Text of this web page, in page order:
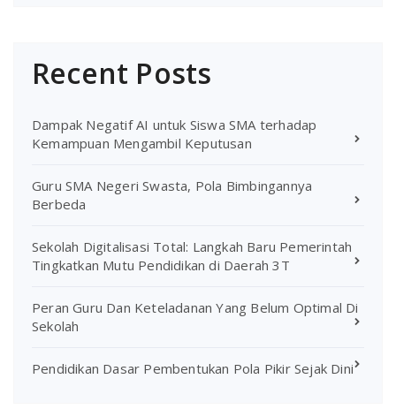
Recent Posts
Dampak Negatif AI untuk Siswa SMA terhadap
Kemampuan Mengambil Keputusan
Guru SMA Negeri Swasta, Pola Bimbingannya
Berbeda
Sekolah Digitalisasi Total: Langkah Baru Pemerintah
Tingkatkan Mutu Pendidikan di Daerah 3T
Peran Guru Dan Keteladanan Yang Belum Optimal Di
Sekolah
Pendidikan Dasar Pembentukan Pola Pikir Sejak Dini